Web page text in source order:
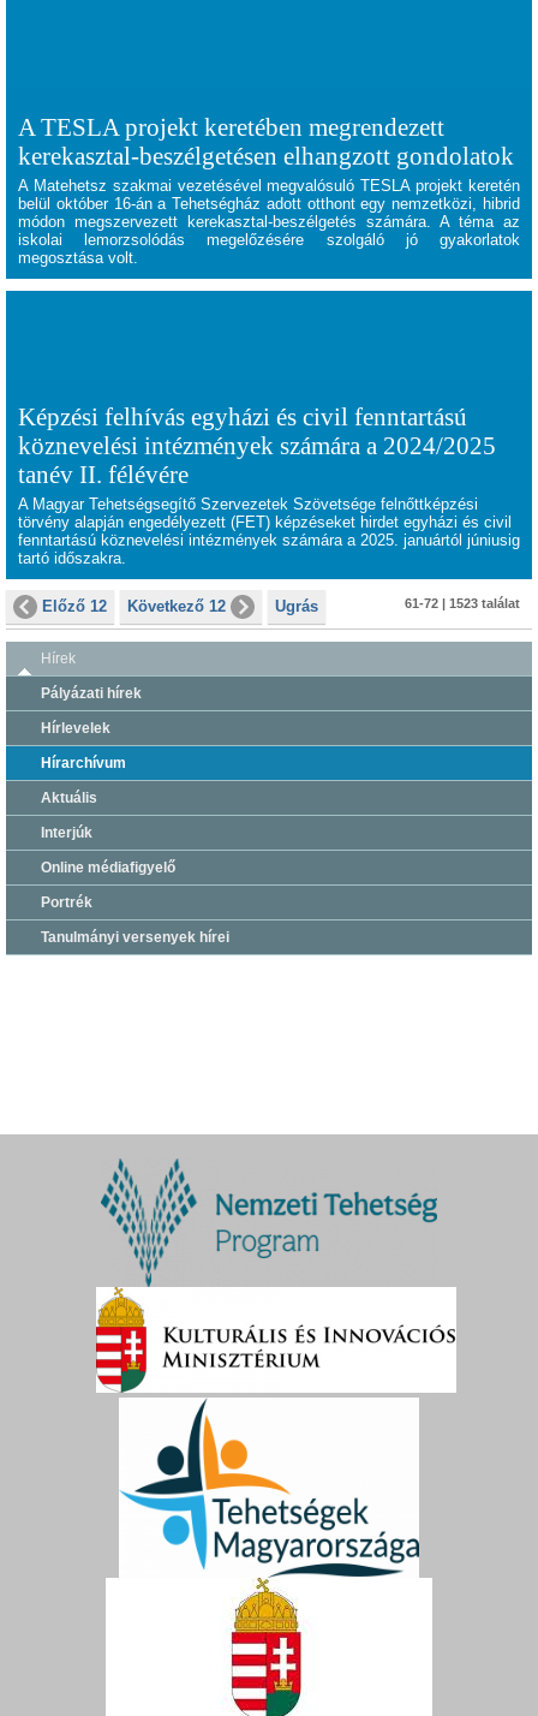
A TESLA projekt keretében megrendezett
kerekasztal-beszélgetésen elhangzott gondolatok
A Matehetsz szakmai vezetésével megvalósuló TESLA projekt keretén
belül október 16-án a Tehetségház adott otthont egy nemzetközi, hibrid
módon megszervezett kerekasztal-beszélgetés számára. A téma az
iskolai lemorzsolódás megelőzésére szolgáló jó gyakorlatok
megosztása volt.
Képzési felhívás egyházi és civil fenntartású
köznevelési intézmények számára a 2024/2025
tanév II. félévére
A Magyar Tehetségsegítő Szervezetek Szövetsége felnőttképzési
törvény alapján engedélyezett (FET) képzéseket hirdet egyházi és civil
fenntartású köznevelési intézmények számára a 2025. januártól júniusig
tartó időszakra.
Előző 12 Következő 12 Ugrás 61-72 | 1523 találat
Hírek
Pályázati hírek
Hírlevelek
Hírarchívum
Aktuális
Interjúk
Online médiafigyelő
Portrék
Tanulmányi versenyek hírei